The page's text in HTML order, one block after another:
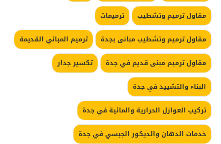
مقاول ترميم وتشطيب
ترميمات
مقاول ترميم وتشطيب مبانى بجدة
ترميم المباني القديمة
مقاول ترميم مبنى قديم في جدة
تكسير جدار
البناء والتشييد في جدة
تركيب العوازل الحرارية والمائية في جدة
خدمات الدهان والديكور الجبسي في جدة